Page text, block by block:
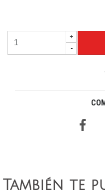
+
-
También te